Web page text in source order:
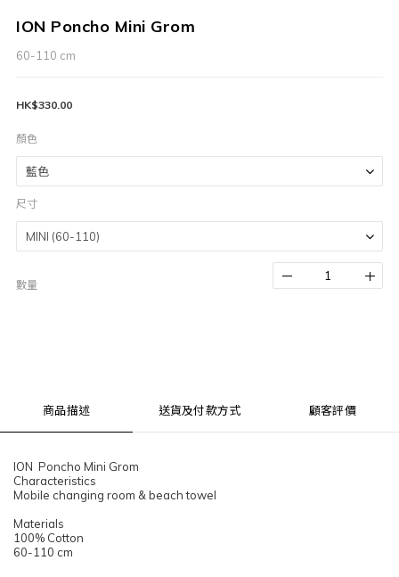
ION Poncho Mini Grom
60-110 cm
HK$330.00
顏色
尺寸
數量
商品描述 送貨及付款方式 顧客評價
ION Poncho Mini Grom
Characteristics
Mobile changing room & beach towel
Materials
100% Cotton
60-110 cm